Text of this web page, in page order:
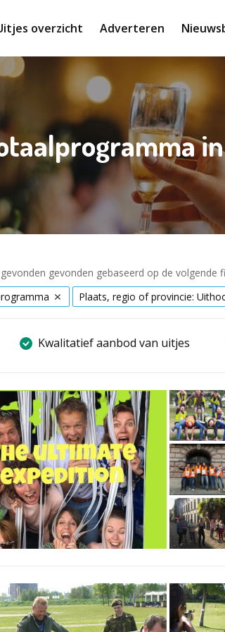
overzicht Adverteren
gevonden gebaseerd op de volgende
Plaats, regio of provincie:
Kwalitatief aanbod van uitjes